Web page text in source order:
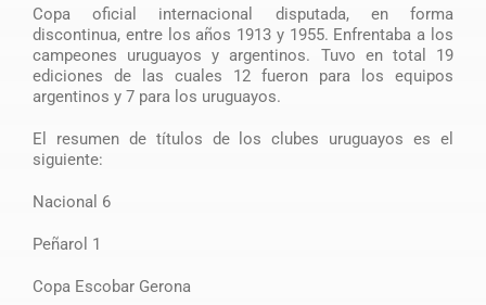
Copa oficial internacional disputada, en forma
discontinua, entre los años 1913 y 1955. Enfrentaba a los
campeones uruguayos y argentinos. Tuvo en total 19
ediciones de las cuales 12 fueron para los equipos
argentinos y 7 para los uruguayos.
El resumen de títulos de los clubes uruguayos es el
siguiente:
Nacional 6
Peñarol 1
Copa Escobar Gerona